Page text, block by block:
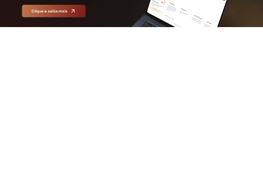
INFORMATIVOS COMENTADOS